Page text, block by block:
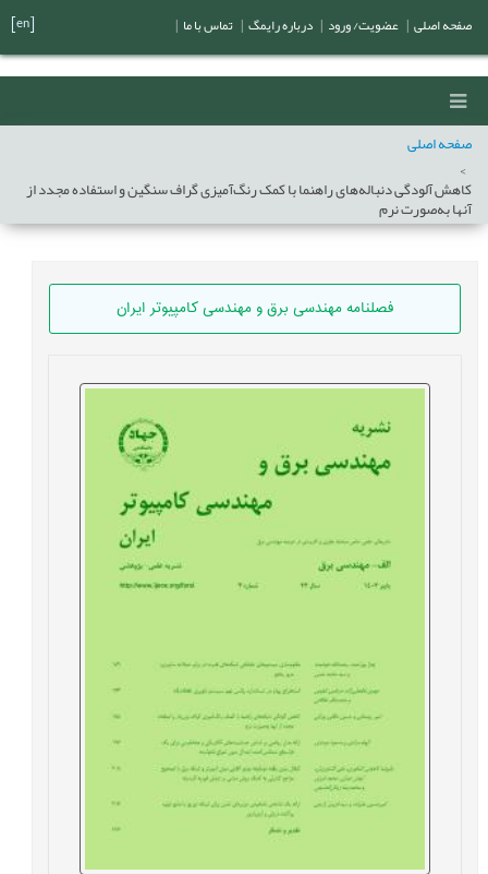
صفحه اصلی
کاهش آلودگی دنباله‌ها‌ی راهنما با کمک رنگ‌آمیزی گراف‌ سنگین و استفاده مجدد از
آنها به‌صورت نرم
فصلنامه مهندسی برق و مهندسی کامپيوتر ايران
صفحه اصلی عضویت/ ورود درباره رایمگ تماس با ما